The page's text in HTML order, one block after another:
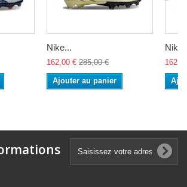
Nike...
162,00 € 285,00 €
Ajouter au panier